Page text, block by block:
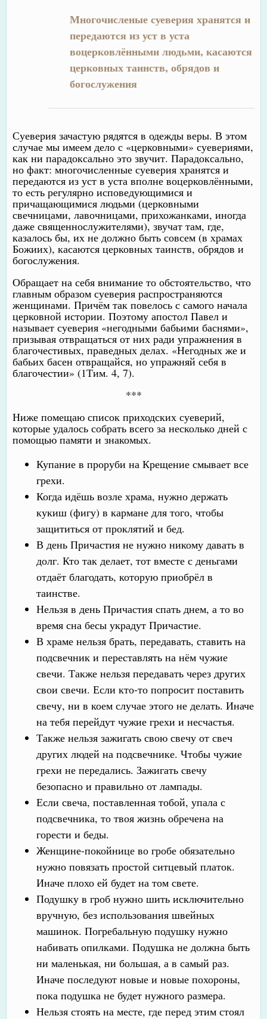
Многочисленые суеверия хранятся и
передаются из уст в уста
воцерковлёнными людьми, касаются
церковных таинств, обрядов и
богослужения
Суеверия зачастую рядятся в одежды веры. В этом
случае мы имеем дело с «церковными» суевериями,
как ни парадоксально это звучит. Парадоксально,
но факт: многочисленные суеверия хранятся и
передаются из уст в уста вполне воцерковлёнными,
то есть регулярно исповедующимися и
причащающимися людьми (церковными
свечницами, лавочницами, прихожанками, иногда
даже священнослужителями), звучат там, где,
казалось бы, их не должно быть совсем (в храмах
Божиих), касаются церковных таинств, обрядов и
богослужения.
Обращает на себя внимание то обстоятельство, что
главным образом суеверия распространяются
женщинами. Причём так повелось с самого начала
церковной истории. Поэтому апостол Павел и
называет суеверия «негодными бабьими баснями»,
призывая отвращаться от них ради упражнения в
благочестивых, праведных делах. «Негодных же и
бабьих басен отвращайся, но упражняй себя в
благочестии» (1Тим. 4, 7).
***
Ниже помещаю список приходских суеверий,
которые удалось собрать всего за несколько дней с
помощью памяти и знакомых.
Купание в проруби на Крещение смывает все
грехи.
Когда идёшь возле храма, нужно держать
кукиш (фигу) в кармане для того, чтобы
защититься от проклятий и бед.
В день Причастия не нужно никому давать в
долг. Кто так делает, тот вместе с деньгами
отдаёт благодать, которую приобрёл в
таинстве.
Нельзя в день Причастия спать днем, а то во
время сна бесы украдут Причастие.
В храме нельзя брать, передавать, ставить на
подсвечник и переставлять на нём чужие
свечи. Также нельзя передавать через других
свои свечи. Если кто-то попросит поставить
свечу, ни в коем случае этого не делать. Иначе
на тебя перейдут чужие грехи и несчастья.
Также нельзя зажигать свою свечу от свеч
других людей на подсвечнике. Чтобы чужие
грехи не передались. Зажигать свечу
безопасно и правильно от лампады.
Если свеча, поставленная тобой, упала с
подсвечника, то твоя жизнь обречена на
горести и беды.
Женщине-покойнице во гробе обязательно
нужно повязать простой ситцевый платок.
Иначе плохо ей будет на том свете.
Подушку в гроб нужно шить исключительно
вручную, без использования швейных
машинок. Погребальную подушку нужно
набивать опилками. Подушка не должна быть
ни маленькая, ни большая, а в самый раз.
Иначе последуют новые и новые похороны,
пока подушка не будет нужного размера.
Нельзя стоять на месте, где перед этим стоял